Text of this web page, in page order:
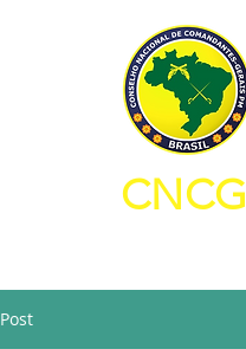
CNCG
Post